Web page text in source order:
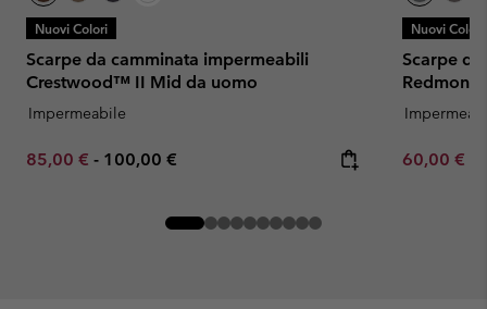
Nuovi Colori
Scarpe da camminata impermeabili
Crestwood™ II Mid da uomo
Impermeabile
Minimum sale price:
85,00 € - Maximum price:
100,00 €
Nuovi Colori
Scarpe
Minimum
60,00 €